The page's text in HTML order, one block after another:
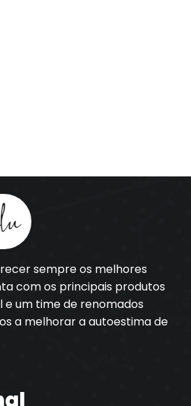
sempre os melhores
com os principais produtos
e um time de renomados
a melhorar a autoestima de